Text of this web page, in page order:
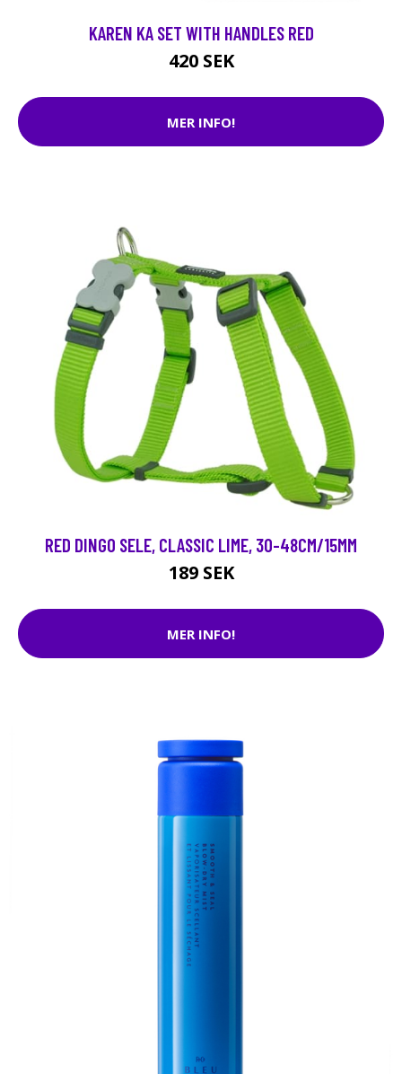
KAREN KA SET WITH HANDLES RED
420 SEK
MER INFO!
RED DINGO SELE, CLASSIC LIME, 30-48CM/15MM
189 SEK
MER INFO!